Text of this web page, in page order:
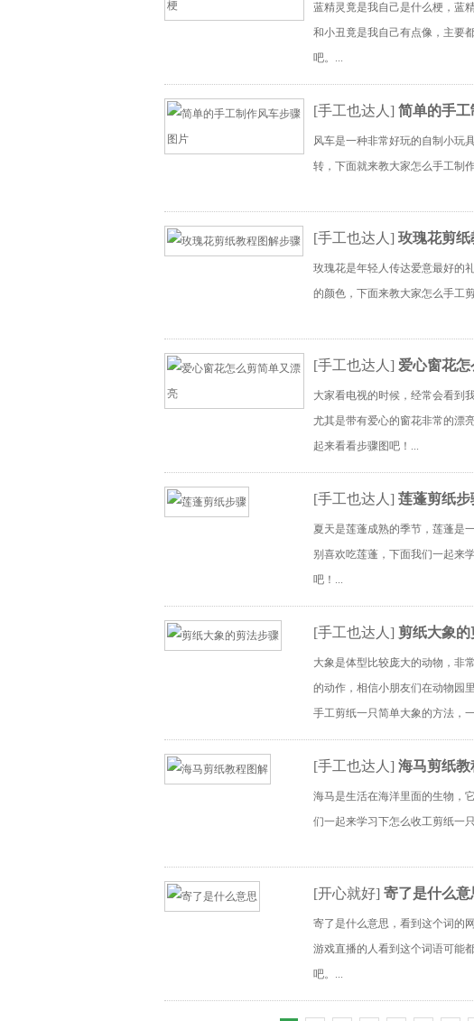
蓝精灵竟是我自己是什么梗，蓝
和小丑竟是我自己有点像，主要
吧。...
[手工也达人 ] 简单的手
风车是一种非常好玩的自制小玩
转，下面就来教大家怎么手工制
[手工也达人 ] 玫瑰花剪
玫瑰花是年轻人传达爱意最好的
的颜色，下面来教大家怎么手工
[手工也达人 ] 爱心窗花
大家看电视的时候，经常会看到
尤其是带有爱心的窗花非常的漂
起来看看步骤图吧！...
[手工也达人 ] 莲蓬剪纸步
夏天是莲蓬成熟的季节，莲蓬是
别喜欢吃莲蓬，下面我们一起来
吧！...
[手工也达人 ] 剪纸大象的
大象是体型比较庞大的动物，非
的动作，相信小朋友们在动物园
手工剪纸一只简单大象的方法，
[手工也达人 ] 海马剪纸教
海马是生活在海洋里面的生物，
们一起来学习下怎么收工剪纸一
[开心就好] 寄了是什么意
寄了是什么意思，看到这个词的
游戏直播的人看到这个词语可能
吧。...